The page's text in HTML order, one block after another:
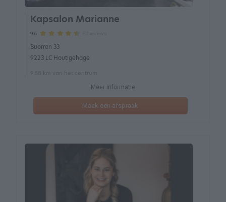
Kapsalon Marianne
9.6
Buorren 33
9223 LC Houtigehage
Meer informatie
Maak een afspraak